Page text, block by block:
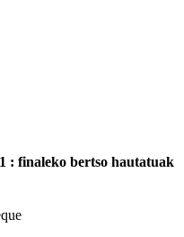
: finaleko bertso hautatuak